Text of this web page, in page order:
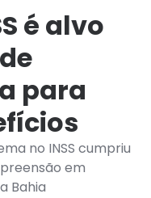
é alvo
para
no INSS cumpriu
em
Bahia